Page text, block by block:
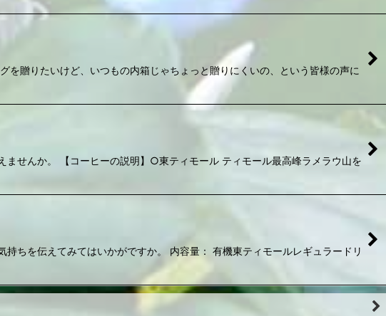
贈りたいけど、いつもの内箱じゃちょっと贈りにくいの、という皆様の声に
せんか。 【コーヒーの説明】○東ティモール ティモール最高峰ラメラウ山を
ちを伝えてみてはいかがですか。 内容量： 有機東ティモールレギュラードリ